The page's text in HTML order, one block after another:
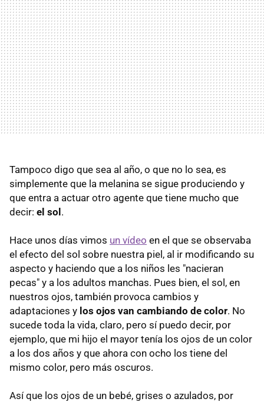
Tampoco digo que sea al año, o que no lo sea, es
simplemente que la melanina se sigue produciendo y
que entra a actuar otro agente que tiene mucho que
decir: el sol.
Hace unos días vimos un vídeo en el que se observaba
el efecto del sol sobre nuestra piel, al ir modificando su
aspecto y haciendo que a los niños les "nacieran
pecas" y a los adultos manchas. Pues bien, el sol, en
nuestros ojos, también provoca cambios y
adaptaciones y los ojos van cambiando de color. No
sucede toda la vida, claro, pero sí puedo decir, por
ejemplo, que mi hijo el mayor tenía los ojos de un color
a los dos años y que ahora con ocho los tiene del
mismo color, pero más oscuros.
Así que los ojos de un bebé, grises o azulados, por